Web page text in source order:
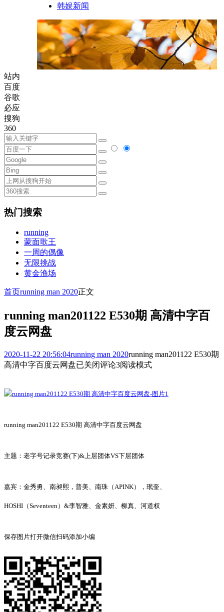
韩娱新闻
站内
百度
谷歌
必应
搜狗
360
热门搜索
running
蒙面歌王
一周的偶像
无限挑战
黄金渔场
首页running man 2020正文
running man201122 E530期 高清中字百
度云网盘
2020-11-22 20:56:04running man 2020running man201122 E530期
高清中字百度云网盘已关闭评论3阅读模式
running man201122 E530期 高清中字百度云网盘
主题：老字号记录竞赛(下)&上层团体VS下层团体
嘉宾：金秀勇、南昶熙，普美、南珠（APINK），珉奎、
HOSHI（Seventeen）&李智雅、金素妍、柳真、河道权
保存图片打开微信扫码添加小编